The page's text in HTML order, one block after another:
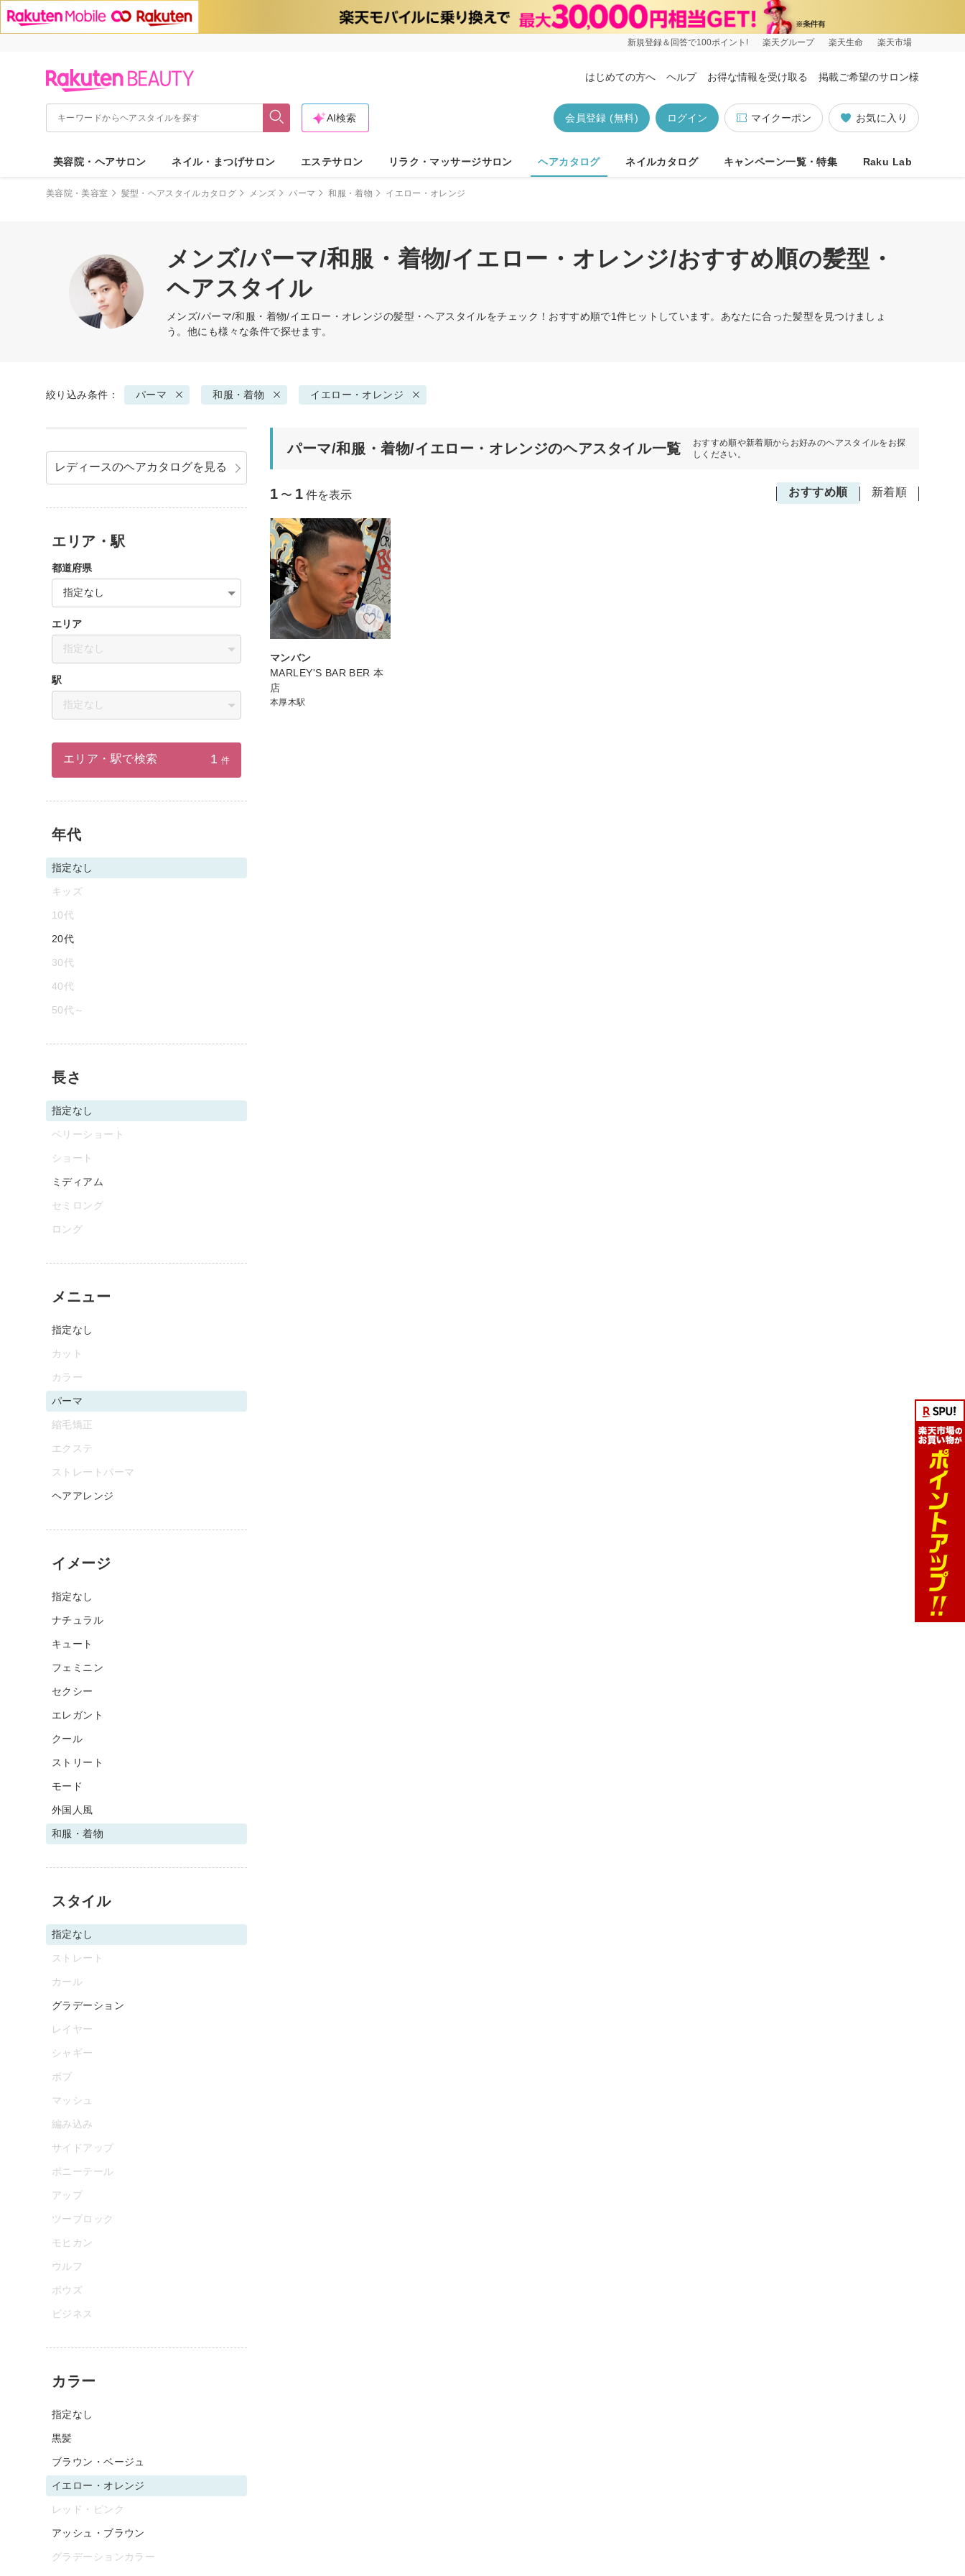
新規登録＆回答で100ポイント! 楽天グループ 楽天生命 楽天市場
はじめての方へ ヘルプ お得な情報を受け取る 掲載ご希望のサロン様
お気に入り
マイクーポン
ログイン
会員登録 (無料)
AI検索
美容院・ヘアサロン ネイル・まつげサロン エステサロン リラク・マッサージサロン ヘアカタログ ネイルカタログ キャンペーン一覧・特集 Raku Lab
美容院・美容室 髪型・ヘアスタイルカタログ メンズ パーマ 和服・着物 イエロー・オレンジ
メンズ/パーマ/和服・着物/イエロー・オレンジ/おすすめ順の髪型・
ヘアスタイル
メンズ/パーマ/和服・着物/イエロー・オレンジの髪型・ヘアスタイルをチェック！おすすめ順で1件ヒットしています。あなたに合った髪型を見つけましょ
う。他にも様々な条件で探せます。
絞り込み条件： パーマ 和服・着物 イエロー・オレンジ
パーマ/和服・着物/イエロー・オレンジのヘアスタイル一覧
おすすめ順や新着順からお好みのヘアスタイルをお探
しください。
おすすめ順 新着順
1 〜 1 件を表示
マンバン
MARLEY'S BAR BER 本
店
本厚木駅
レディースのヘアカタログを見る
エリア・駅
都道府県
指定なし
エリア
指定なし
駅
指定なし
エリア・駅で検索 1 件
年代
指定なし
キッズ
10代
20代
30代
40代
50代～
長さ
指定なし
ベリーショート
ショート
ミディアム
セミロング
ロング
メニュー
指定なし
カット
カラー
パーマ
縮毛矯正
エクステ
ストレートパーマ
ヘアアレンジ
イメージ
指定なし
ナチュラル
キュート
フェミニン
セクシー
エレガント
クール
ストリート
モード
外国人風
和服・着物
スタイル
指定なし
ストレート
カール
グラデーション
レイヤー
シャギー
ボブ
マッシュ
編み込み
サイドアップ
ポニーテール
アップ
ツーブロック
モヒカン
ウルフ
ボウズ
ビジネス
カラー
指定なし
黒髪
ブラウン・ベージュ
イエロー・オレンジ
レッド・ピンク
アッシュ・ブラウン
グラデーションカラー